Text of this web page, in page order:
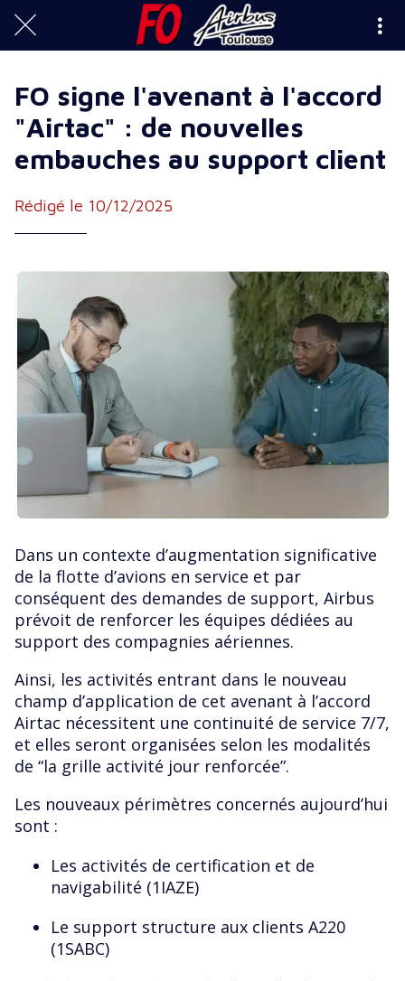
FO signe l'avenant à l'accord
"Airtac" : de nouvelles
embauches au support client
Rédigé le 10/12/2025
Dans un contexte d’augmentation significative
de la flotte d’avions en service et par
conséquent des demandes de support, Airbus
prévoit de renforcer les équipes dédiées au
support des compagnies aériennes.
Ainsi, les activités entrant dans le nouveau
champ d’application de cet avenant à l’accord
Airtac nécessitent une continuité de service 7/7,
et elles seront organisées selon les modalités
de “la grille activité jour renforcée”.
Les nouveaux périmètres concernés aujourd’hui
sont :
Les activités de certification et de
navigabilité (1IAZE)
Le support structure aux clients A220
(1SABC)